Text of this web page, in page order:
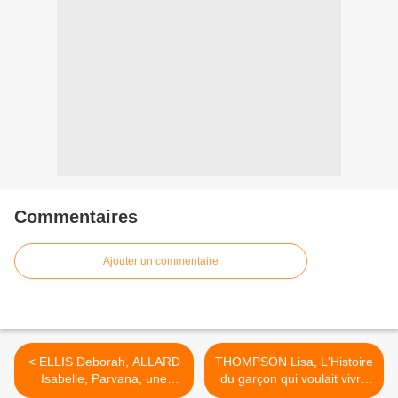
Commentaires
Ajouter un commentaire
< ELLIS Deborah, ALLARD
Isabelle, Parvana, une
THOMPSON Lisa, L'Histoire
du garçon qui voulait vivre